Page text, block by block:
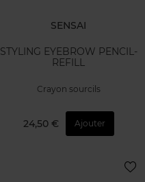
SENSAI
STYLING EYEBROW PENCIL-
REFILL
Crayon sourcils
24,50 € Ajouter